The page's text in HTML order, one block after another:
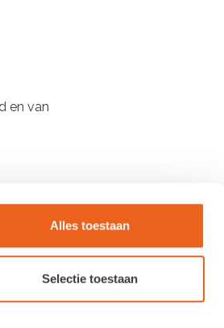
Alles toestaan
Selectie toestaan
en van